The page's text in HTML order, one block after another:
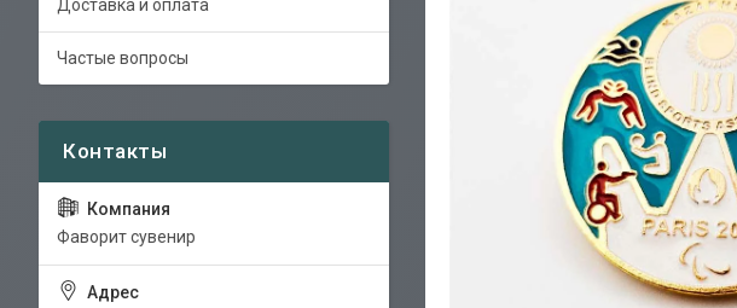
Доставка и оплата
Частые вопросы
Фаворит сувенир